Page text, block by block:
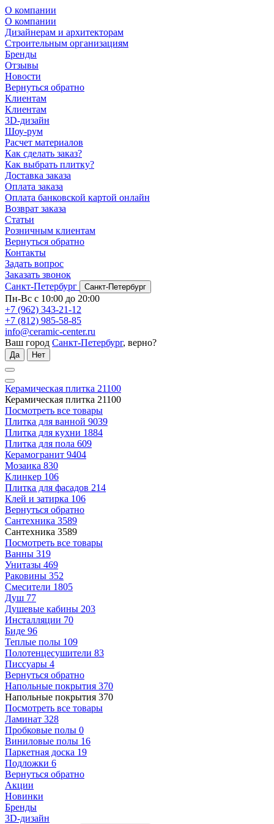
О компании
О компании
Дизайнерам и архитекторам
Строительным организациям
Бренды
Отзывы
Новости
Вернуться обратно
Клиентам
Клиентам
3D-дизайн
Шоу-рум
Расчет материалов
Как сделать заказ?
Как выбрать плитку?
Доставка заказа
Оплата заказа
Оплата банковской картой онлайн
Возврат заказа
Статьи
Розничным клиентам
Вернуться обратно
Контакты
Задать вопрос
Заказать звонок
Санкт-Петербург
Санкт-Петербург
Пн-Вс с 10:00 до 20:00
+7 (962) 343-21-12
+7 (812) 985-58-85
info@ceramic-center.ru
Ваш город Санкт-Петербург, верно?
Да Нет
Керамическая плитка 21100
Керамическая плитка 21100
Посмотреть все товары
Плитка для ванной 9039
Плитка для кухни 1884
Плитка для пола 609
Керамогранит 9404
Мозаика 830
Клинкер 106
Плитка для фасадов 214
Клей и затирка 106
Вернуться обратно
Сантехника 3589
Сантехника 3589
Посмотреть все товары
Ванны 319
Унитазы 469
Раковины 352
Смесители 1805
Душ 77
Душевые кабины 203
Инсталляции 70
Биде 96
Теплые полы 109
Полотенцесушители 83
Писсуары 4
Вернуться обратно
Напольные покрытия 370
Напольные покрытия 370
Посмотреть все товары
Ламинат 328
Пробковые полы 0
Виниловые полы 16
Паркетная доска 19
Подложки 6
Вернуться обратно
Акции
Новинки
Бренды
3D-дизайн